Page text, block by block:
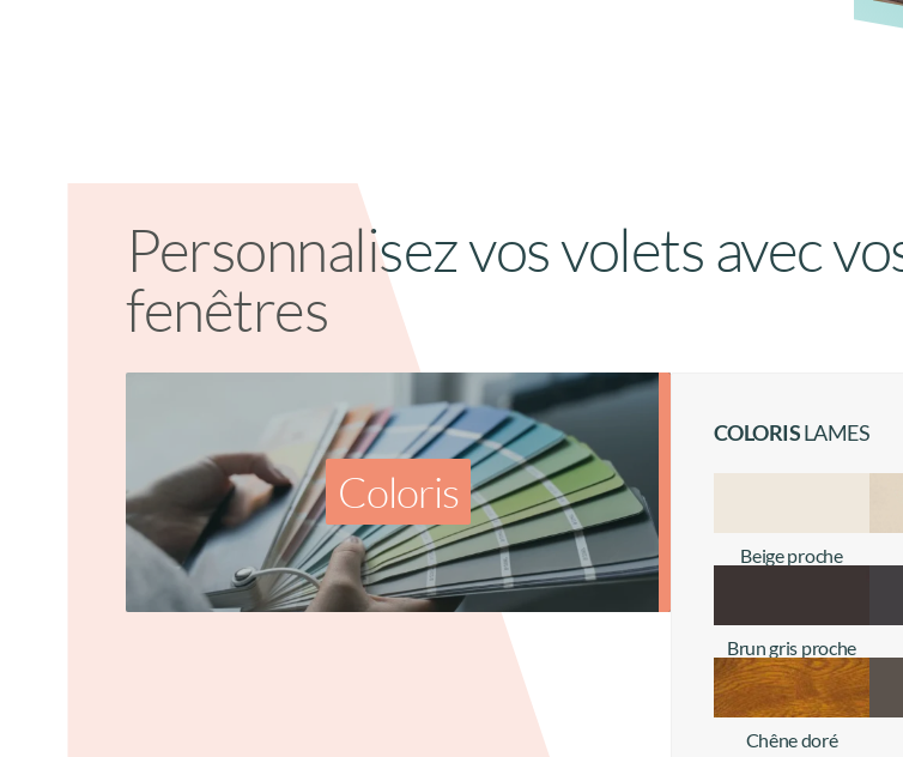
Personnalisez vos volets avec
fenêtres
Coloris
COLORISLAMES
Beige proche
Brun gris proche
+ d'infos
Chêne doré